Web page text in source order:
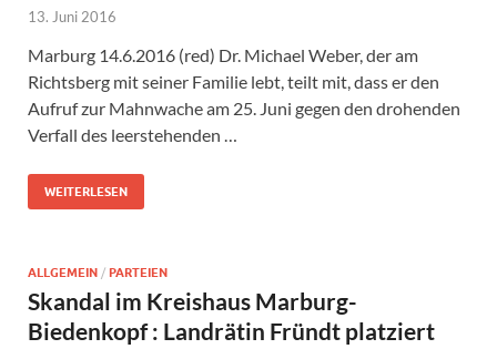
13. Juni 2016
Marburg 14.6.2016 (red) Dr. Michael Weber, der am
Richtsberg mit seiner Familie lebt, teilt mit, dass er den
Aufruf zur Mahnwache am 25. Juni gegen den drohenden
Verfall des leerstehenden …
WEITERLESEN
ALLGEMEIN / PARTEIEN
Skandal im Kreishaus Marburg-
Biedenkopf : Landrätin Fründt platziert